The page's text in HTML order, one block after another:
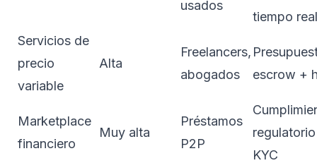
usados
tiempo real
Servicios de
precio
variable
Alta
Freelancers,
abogados
escrow +
Marketplace
financiero
Muy alta
Préstamos
P2P
KYC